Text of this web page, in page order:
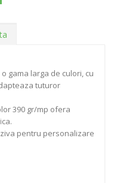
gama larga de culori, cu
tuturor
390 gr/mp ofera
pentru personalizare